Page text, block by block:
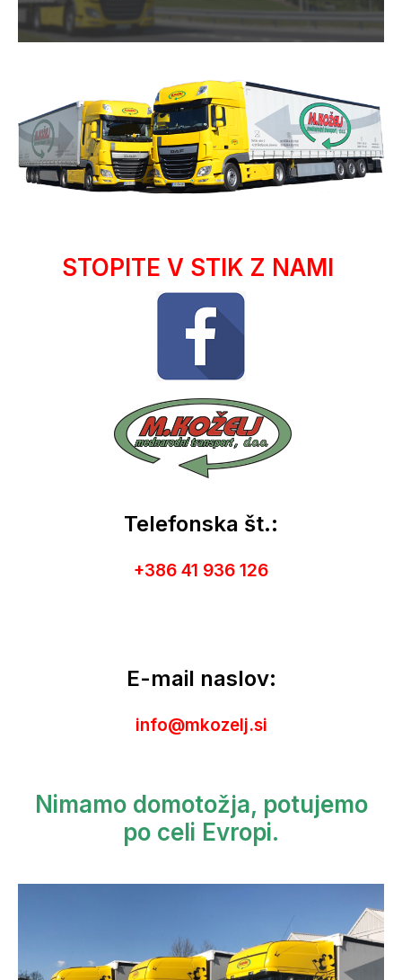
STOPITE V STIK Z NAMI
Telefonska št.:
+386 41 936 126
E-mail naslov:
info@mkozelj.si
Nimamo domotožja, potujemo
po celi Evropi.